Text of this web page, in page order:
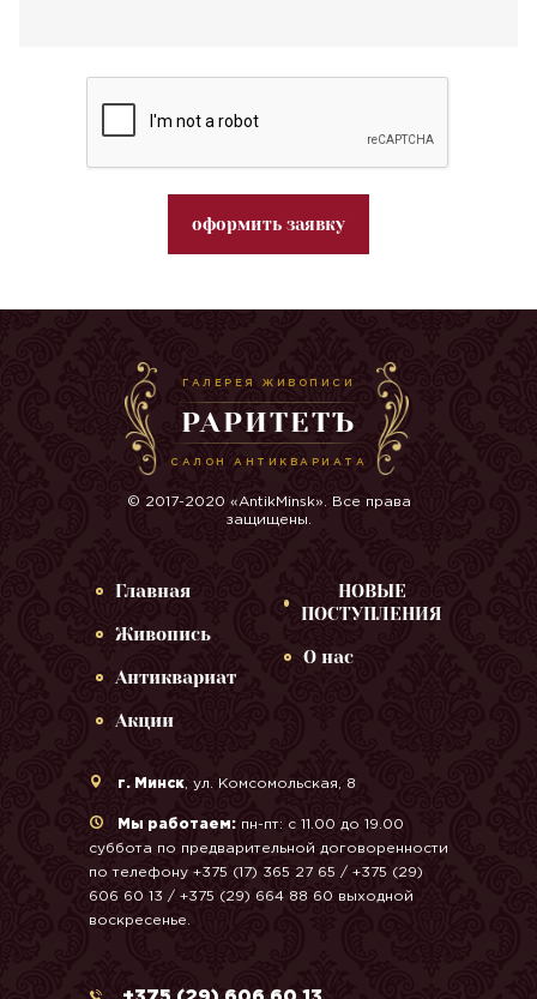
оформить заявку
ГАЛЕРЕЯ ЖИВОПИСИ
РАРИТЕТЪ
САЛОН АНТИКВАРИАТА
© 2017-2020 «AntikMinsk». Все права
защищены.
Главная
Живопись
Антиквариат
Акции
НОВЫЕ
ПОСТУПЛЕНИЯ
О нас
г. Минск , ул. Комсомольская, 8
Мы работаем: пн-пт: с 11.00 до 19.00
суббота по предварительной договоренности
по телефону +375 (17) 365 27 65 / +375 (29)
606 60 13 / +375 (29) 664 88 60 выходной
воскресенье.